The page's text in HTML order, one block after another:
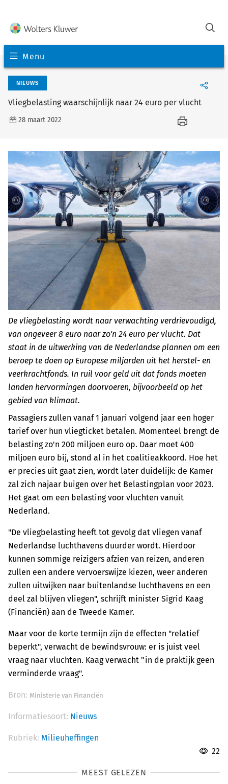
Menu
NIEUWS
Vliegbelasting waarschijnlijk naar 24 euro per vlucht
28 maart 2022
De vliegbelasting wordt naar verwachting verdrievoudigd,
van ongeveer 8 euro naar zo'n 24 euro per vlucht. Dat
staat in de uitwerking van de Nederlandse plannen om een
beroep te doen op Europese miljarden uit het herstel- en
veerkrachtfonds. In ruil voor geld uit dat fonds moeten
landen hervormingen doorvoeren, bijvoorbeeld op het
gebied van klimaat.
Passagiers zullen vanaf 1 januari volgend jaar een hoger
tarief over hun vliegticket betalen. Momenteel brengt de
belasting zo'n 200 miljoen euro op. Daar moet 400
miljoen euro bij, stond al in het coalitieakkoord. Hoe het
er precies uit gaat zien, wordt later duidelijk: de Kamer
zal zich najaar buigen over het Belastingplan voor 2023.
Het gaat om een belasting voor vluchten vanuit
Nederland.
"De vliegbelasting heeft tot gevolg dat vliegen vanaf
Nederlandse luchthavens duurder wordt. Hierdoor
kunnen sommige reizigers afzien van reizen, anderen
zullen een andere vervoerswijze kiezen, weer anderen
zullen uitwijken naar buitenlandse luchthavens en een
deel zal blijven vliegen", schrijft minister Sigrid Kaag
(Financiën) aan de Tweede Kamer.
Maar voor de korte termijn zijn de effecten "relatief
beperkt", verwacht de bewindsvrouw: er is juist veel
vraag naar vluchten. Kaag verwacht "in de praktijk geen
verminderde vraag".
Bron: Ministerie van Financiën
Informatiesoort: Nieuws
Rubriek: Milieuheffingen
22
MEEST GELEZEN